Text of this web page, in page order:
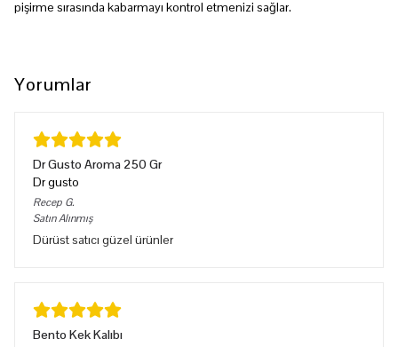
pişirme sırasında kabarmayı kontrol etmenizi sağlar.
Yorumlar
Dr Gusto Aroma 250 Gr
Dr gusto
Recep G.
Satın Alınmış
Dürüst satıcı güzel ürünler
Bento Kek Kalıbı